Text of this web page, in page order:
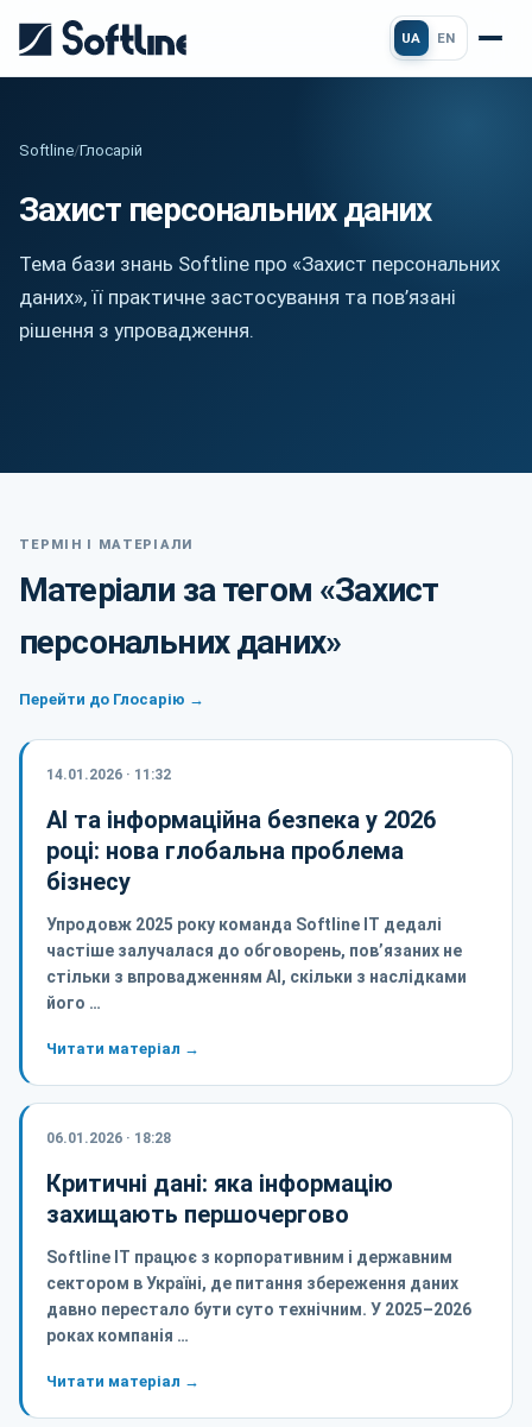
UA EN
Softline/Глосарій
Захист персональних даних
Тема бази знань Softline про «Захист персональних
даних», її практичне застосування та пов’язані
рішення з упровадження.
ТЕРМІН І МАТЕРІАЛИ
Матеріали за тегом «Захист
персональних даних»
Перейти до Глосарію →
14.01.2026 · 11:32
AI та інформаційна безпека у 2026
році: нова глобальна проблема
бізнесу
Упродовж 2025 року команда Softline IT дедалі
частіше залучалася до обговорень, пов’язаних не
стільки з впровадженням AI, скільки з наслідками
його …
Читати матеріал →
06.01.2026 · 18:28
Критичні дані: яка інформацію
захищають першочергово
Softline IT працює з корпоративним і державним
сектором в Україні, де питання збереження даних
давно перестало бути суто технічним. У 2025–2026
роках компанія …
Читати матеріал →